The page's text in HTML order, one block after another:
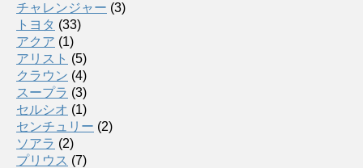
チャレンジャー (3)
トヨタ (33)
アクア (1)
アリスト (5)
クラウン (4)
スープラ (3)
セルシオ (1)
センチュリー (2)
ソアラ (2)
プリウス (7)